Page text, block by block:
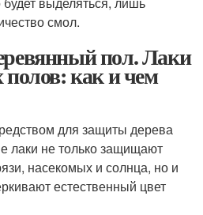
смол.
пол. Лаки
как и чем
для защиты дерева
лаки не только защищают
насекомых и солнца, но и
естественный цвет